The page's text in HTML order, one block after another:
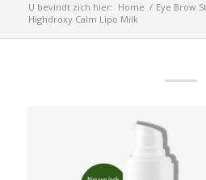
U bevindt zich hier: Home / Eye Brow
Highdroxy Calm Lipo Milk